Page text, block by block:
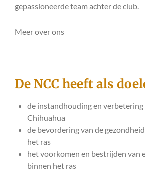
gepassioneerde team achter de club.
Meer over ons
De NCC heeft als
de instandhouding en verbetering
Chihuahua
de bevordering van de
het ras
het voorkomen en bestrijden van
binnen het ras